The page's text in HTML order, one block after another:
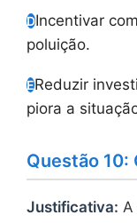
DIncentivar
poluição.
EReduzir
piora a
Questão 10:
Justificativa: